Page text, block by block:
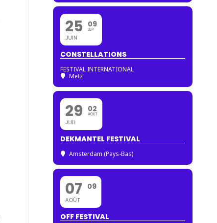
25
JUIN
09
SEP
CONSTELLATIONS
FESTIVAL INTERNATIONAL
Metz
29
JUIL
02
AOÛT
DEKMANTEL FESTIVAL
Amsterdam (Pays-Bas)
07
AOÛT
09
OFF FESTIVAL